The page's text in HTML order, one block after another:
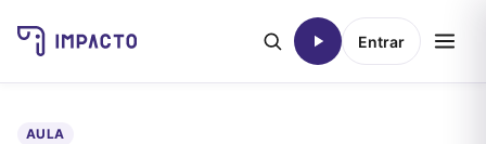
Entrar
AULA